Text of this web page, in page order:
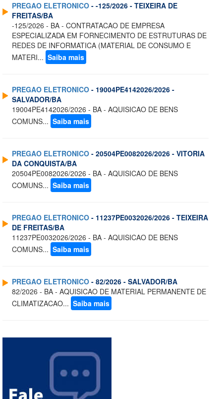
PREGAO ELETRONICO - -125/2026 - TEIXEIRA DE
FREITAS/BA
-125/2026 - BA - CONTRATACAO DE EMPRESA
ESPECIALIZADA EM FORNECIMENTO DE ESTRUTURAS DE
REDES DE INFORMATICA (MATERIAL DE CONSUMO E
MATERI... Saiba mais
PREGAO ELETRONICO - 19004PE4142026/2026 -
SALVADOR/BA
19004PE4142026/2026 - BA - AQUISICAO DE BENS
COMUNS... Saiba mais
PREGAO ELETRONICO - 20504PE0082026/2026 - VITORIA
DA CONQUISTA/BA
20504PE0082026/2026 - BA - AQUISICAO DE BENS
COMUNS... Saiba mais
PREGAO ELETRONICO - 11237PE0032026/2026 - TEIXEIRA
DE FREITAS/BA
11237PE0032026/2026 - BA - AQUISICAO DE BENS
COMUNS... Saiba mais
PREGAO ELETRONICO - 82/2026 - SALVADOR/BA
82/2026 - BA - AQUISICAO DE MATERIAL PERMANENTE DE
CLIMATIZACAO... Saiba mais